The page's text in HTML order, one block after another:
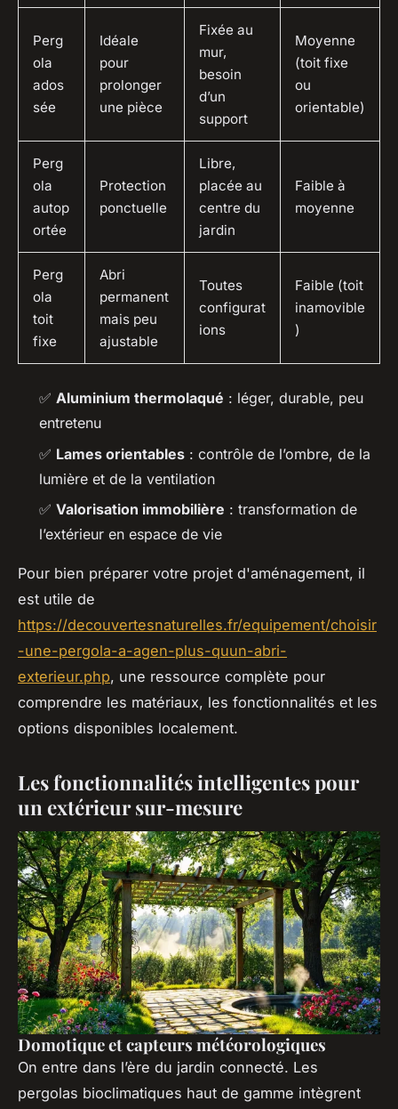
Perg
ola
ados
sée
Idéale
pour
prolonger
une pièce
Fixée au
mur,
besoin
d’un
support
Moyenne
(toit fixe
ou
orientable)
Perg
ola
autop
ortée
Protection
ponctuelle
Libre,
placée au
centre du
jardin
Faible à
moyenne
Perg
ola
toit
fixe
Abri
permanent
mais peu
ajustable
Toutes
configurat
ions
Faible (toit
inamovible
)
✅ Aluminium thermolaqué : léger, durable, peu
entretenu
✅ Lames orientables : contrôle de l’ombre, de la
lumière et de la ventilation
✅ Valorisation immobilière : transformation de
l’extérieur en espace de vie
Pour bien préparer votre projet d'aménagement, il
est utile de
https://decouvertesnaturelles.fr/equipement/choisir
-une-pergola-a-agen-plus-quun-abri-
exterieur.php, une ressource complète pour
comprendre les matériaux, les fonctionnalités et les
options disponibles localement.
Les fonctionnalités intelligentes pour
un extérieur sur-mesure
Domotique et capteurs météorologiques
On entre dans l’ère du jardin connecté. Les
pergolas bioclimatiques haut de gamme intègrent